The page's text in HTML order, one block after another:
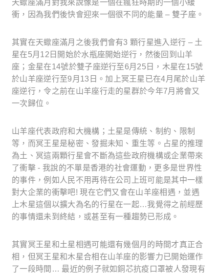
天蠍座滿月對我來說像是一個在瘋狂時期的一個小緩
衝，因為我們後快會迎來一個很不同的能量–雙子座。
其實在天蠍座滿月之後我們會有3顆行星進入逆行 – 土
星在5月 12 日開始於水瓶座開始逆行，然後回到山羊
座；金星在14號於雙子座逆行至 6月 25 日，木星在15號
於山羊座逆行至9 月 13 日。加上冥王星已在4月尾於山羊
座逆行，令之前在山羊座行走的星群於今年7月將會又
一次歸位。
山羊座代表政府和大機構；土星是傳統、制約、限制
等，而冥王星是秘密、發掘未知、重生等。占星的推理
為土、冥這兩顆行星會不斷為這些政府機構或企業帶來
了衝擊- 我說的不單是香港的社會運動，更多是世界性
的事件，例如人民不用再待在公司上班可能是其中一樣
對大企業的衝擊吧!現在它們又會在山羊座相遇， 並遇
上木星這個以擴大為名的行星在一起…我覺得之前經歷
的事情還未到終結，或甚至有一種趨勢已形成。
其實冥王星和土星相遇可能還有幾個月的時間才真正合
相，但冥王星和木星合相在山羊座的影響力已開始運作
了一段時間… 最近的例子就如銅芯抗疫口罩被人發現有